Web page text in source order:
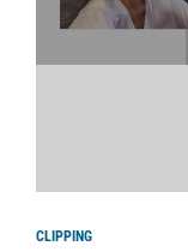
CLIPPING